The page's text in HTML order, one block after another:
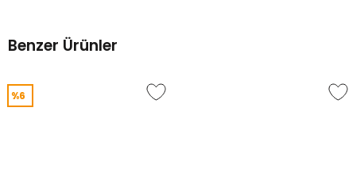
Benzer Ürünler
%6